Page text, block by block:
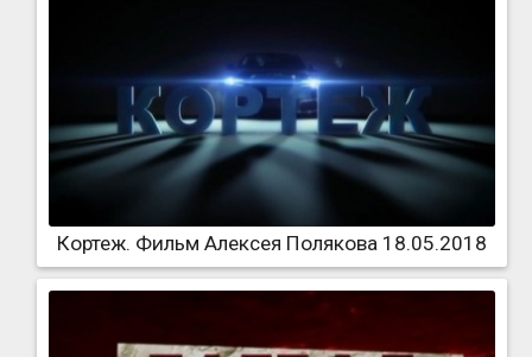
Кортеж. Фильм Алексея Полякова 18.05.2018